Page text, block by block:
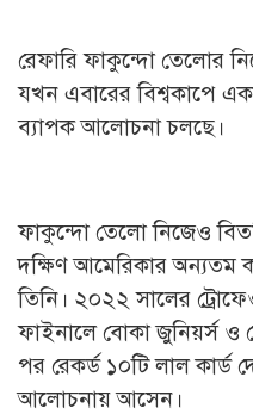
রেফারি ফাকুন্দো তেলোর
যখন এবারের বিশ্বকাপে
ব্যাপক আলোচনা চলছে।
ফাকুন্দো তেলো নিজেও
দক্ষিণ আমেরিকার অন্যতম
তিনি। ২০২২ সালের
ফাইনালে বোকা জুনিয়র্স ও
পর রেকর্ড ১০টি লাল কার্ড
আলোচনায় আসেন।